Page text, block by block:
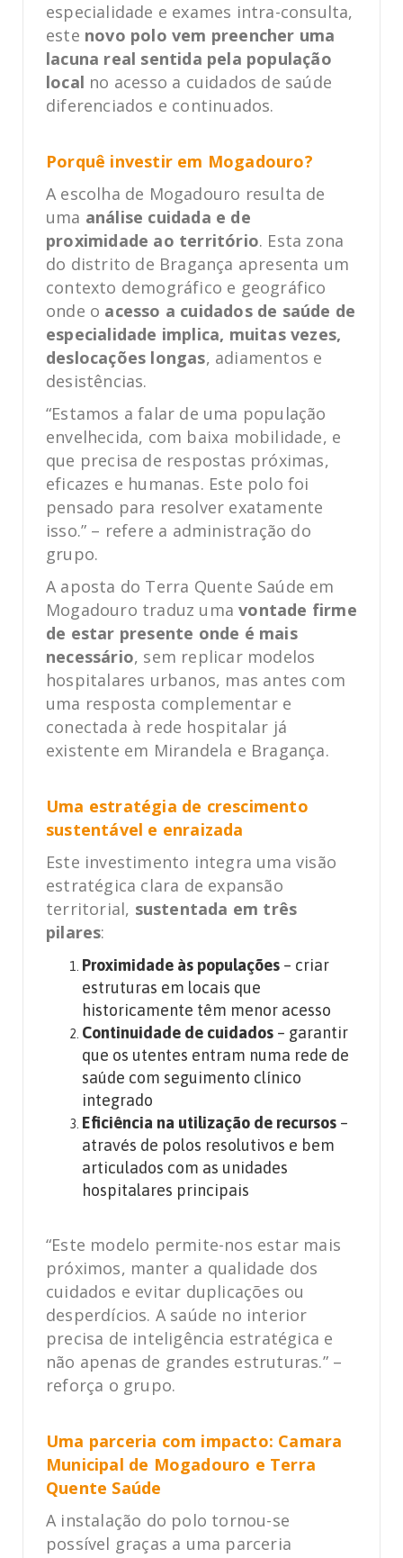
especialidade e exames intra-consulta,
este novo polo vem preencher uma
lacuna real sentida pela população
local no acesso a cuidados de saúde
diferenciados e continuados.
Porquê investir em Mogadouro?
A escolha de Mogadouro resulta de
uma análise cuidada e de
proximidade ao território. Esta zona
do distrito de Bragança apresenta um
contexto demográfico e geográfico
onde o acesso a cuidados de saúde de
especialidade implica, muitas vezes,
deslocações longas, adiamentos e
desistências.
“Estamos a falar de uma população
envelhecida, com baixa mobilidade, e
que precisa de respostas próximas,
eficazes e humanas. Este polo foi
pensado para resolver exatamente
isso.” – refere a administração do
grupo.
A aposta do Terra Quente Saúde em
Mogadouro traduz umavontade firme
de estar presente onde é mais
necessário, sem replicar modelos
hospitalares urbanos, mas antes com
uma resposta complementar e
conectada à rede hospitalar já
existente em Mirandela e Bragança.
Uma estratégia de crescimento
sustentável e enraizada
Este investimento integra uma visão
estratégica clara de expansão
territorial, sustentada em três
pilares:
Proximidade às populações – criar
estruturas em locais que
historicamente têm menor acesso
Continuidade de cuidados – garantir
que os utentes entram numa rede de
saúde com seguimento clínico
integrado
Eficiência na utilização de recursos –
através de polos resolutivos e bem
articulados com as unidades
hospitalares principais
“Este modelo permite-nos estar mais
próximos, manter a qualidade dos
cuidados e evitar duplicações ou
desperdícios. A saúde no interior
precisa de inteligência estratégica e
não apenas de grandes estruturas.” –
reforça o grupo.
Uma parceria com impacto: Camara
Municipal de Mogadouro e Terra
Quente Saúde
A instalação do polo tornou-se
possível graças a uma parceria